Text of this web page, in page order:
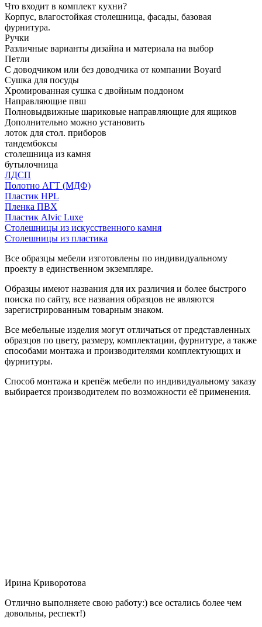
Что входит в комплект кухни?
Корпус, влагостойкая столешница, фасады, базовая
фурнитура.
Ручки
Различные варианты дизайна и материала на выбор
Петли
С доводчиком или без доводчика от компании Boyard
Сушка для посуды
Хромированная сушка с двойным поддоном
Направляющие пвш
Полновыдвижные шариковые направляющие для ящиков
Дополнительно можно установить
лоток для стол. приборов
тандембоксы
столешница из камня
бутылочница
ЛДСП
Полотно АГТ (МДФ)
Пластик HPL
Пленка ПВХ
Пластик Alvic Luxe
Столешницы из искусственного камня
Столешницы из пластика
Все образцы мебели изготовлены по индивидуальному
проекту в единственном экземпляре.
Образцы имеют названия для их различия и более быстрого
поиска по сайту, все названия образцов не являются
зарегистрированным товарным знаком.
Все мебельные изделия могут отличаться от представленных
образцов по цвету, размеру, комплектации, фурнитуре, а также
способами монтажа и производителями комплектующих и
фурнитуры.
Способ монтажа и крепёж мебели по индивидуальному заказу
выбирается производителем по возможности её применения.
Ирина Криворотова
Отлично выполняете свою работу:) все остались более чем
довольны, респект!)